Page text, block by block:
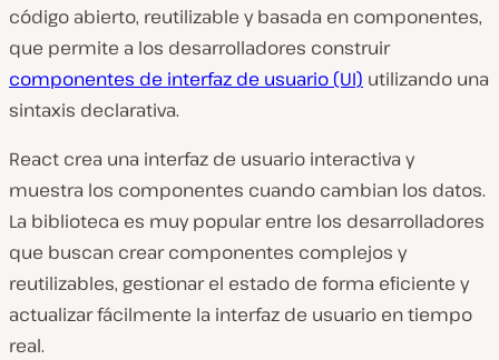
código abierto, reutilizable y basada en componentes,
que permite a los desarrolladores construir
componentes de interfaz de usuario (UI) utilizando una
sintaxis declarativa.
React crea una interfaz de usuario interactiva y
muestra los componentes cuando cambian los datos.
La biblioteca es muy popular entre los desarrolladores
que buscan crear componentes complejos y
reutilizables, gestionar el estado de forma eficiente y
actualizar fácilmente la interfaz de usuario en tiempo
real.